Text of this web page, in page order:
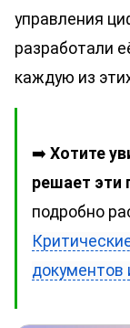
управления
разработали
каждую из
➡️ Хотите
решает эти
подробно
документов